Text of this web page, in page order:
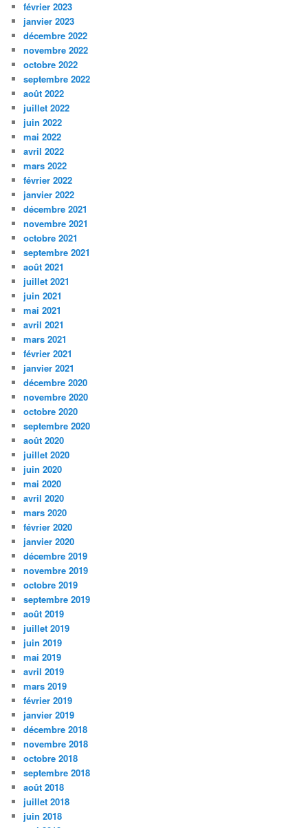
février 2023
janvier 2023
décembre 2022
novembre 2022
octobre 2022
septembre 2022
août 2022
juillet 2022
juin 2022
mai 2022
avril 2022
mars 2022
février 2022
janvier 2022
décembre 2021
novembre 2021
octobre 2021
septembre 2021
août 2021
juillet 2021
juin 2021
mai 2021
avril 2021
mars 2021
février 2021
janvier 2021
décembre 2020
novembre 2020
octobre 2020
septembre 2020
août 2020
juillet 2020
juin 2020
mai 2020
avril 2020
mars 2020
février 2020
janvier 2020
décembre 2019
novembre 2019
octobre 2019
septembre 2019
août 2019
juillet 2019
juin 2019
mai 2019
avril 2019
mars 2019
février 2019
janvier 2019
décembre 2018
novembre 2018
octobre 2018
septembre 2018
août 2018
juillet 2018
juin 2018